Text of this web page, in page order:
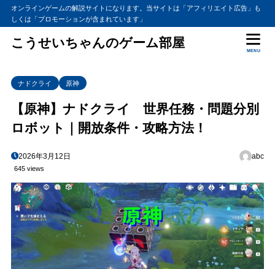
オンラインゲームの解説サイトになります。当サイトは「アフィリエイト広告」も
しくは「プロモーションが含まれています」
こうせいちゃんのゲーム部屋
MENU
ナドクライ 原神
【原神】ナドクライ 世界任務・問題分別
ロボット｜開放条件・攻略方法！
2026年3月12日 abc
645 views